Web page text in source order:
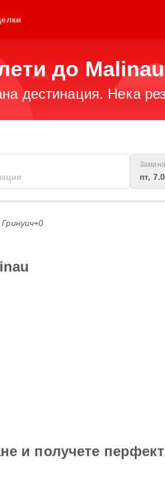
до Malinau
дестинация. Нека
пт,
и получете